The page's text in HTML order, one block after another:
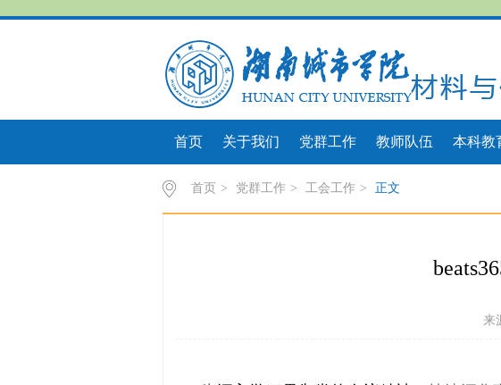
首页 关于我们 党群工作 教师队伍 本科教
首页 > 党群工作 > 工会工作 > 正文
来